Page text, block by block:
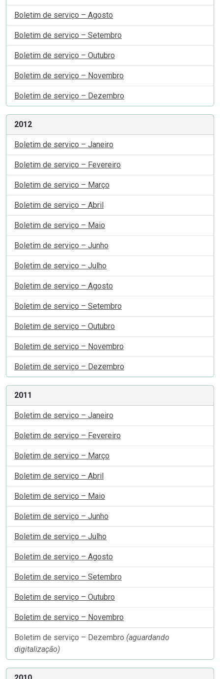
Boletim de serviço – Agosto
Boletim de serviço – Setembro
Boletim de serviço – Outubro
Boletim de serviço – Novembro
Boletim de serviço – Dezembro
2012
Boletim de serviço – Janeiro
Boletim de serviço – Fevereiro
Boletim de serviço – Março
Boletim de serviço – Abril
Boletim de serviço – Maio
Boletim de serviço – Junho
Boletim de serviço – Julho
Boletim de serviço – Agosto
Boletim de serviço – Setembro
Boletim de serviço – Outubro
Boletim de serviço – Novembro
Boletim de serviço – Dezembro
2011
Boletim de serviço – Janeiro
Boletim de serviço – Fevereiro
Boletim de serviço – Março
Boletim de serviço – Abril
Boletim de serviço – Maio
Boletim de serviço – Junho
Boletim de serviço – Julho
Boletim de serviço – Agosto
Boletim de serviço – Setembro
Boletim de serviço – Outubro
Boletim de serviço – Novembro
Boletim de serviço – Dezembro (aguardando
digitalização)